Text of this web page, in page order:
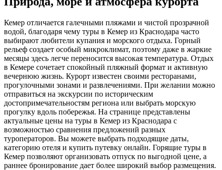
Кемер отличается галечными пляжами и чистой прозрачной
водой, благодаря чему туры в Кемер из Краснодара часто
выбирают любители купания и морского отдыха. Горный
рельеф создает особый микроклимат, поэтому даже в жаркие
месяцы здесь легче переносится высокая температура. Отдых
в Кемере сочетает спокойный пляжный формат и активную
вечернюю жизнь. Курорт известен своими ресторанами,
прогулочными зонами и развлечениями. При желании можно
отправиться на экскурсии по историческим
достопримечательностям региона или выбрать морскую
прогулку вдоль побережья. На странице представлены
актуальные цены на туры в Кемер из Краснодара с
возможностью сравнения предложений разных
туроператоров. Вы можете выбрать подходящие даты,
категорию отеля и купить путевку онлайн. Горящие туры в
Кемер позволяют организовать отпуск по выгодной цене, а
раннее бронирование дает более широкий выбор размещения.